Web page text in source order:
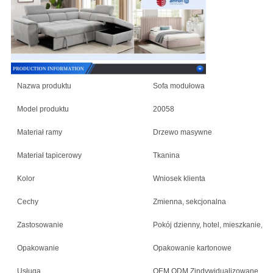
Nazwa produktu Sofa modułowa
Model produktu 20058
Materiał ramy Drzewo masywne
Materiał tapicerowy Tkanina
Kolor Wniosek klienta
Cechy Zmienna, sekcjonalna
Zastosowanie Pokój dzienny, hotel, mieszkanie,
Opakowanie Opakowanie kartonowe
Usługa OEM ODM Zindywidualizowane